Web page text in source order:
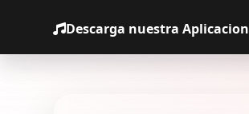
Descarga nuestra Aplicacion